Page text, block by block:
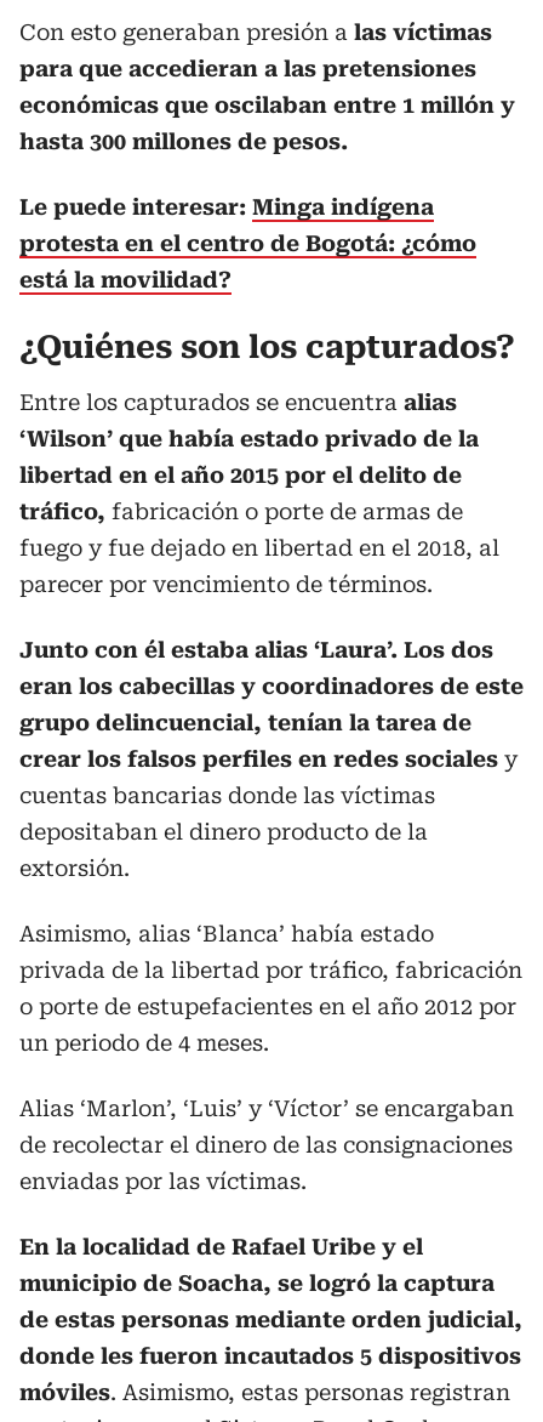
Con esto generaban presión a las víctimas
para que accedieran a las pretensiones
económicas que oscilaban entre 1 millón y
hasta 300 millones de pesos.
Le puede interesar: Minga indígena
protesta en el centro de Bogotá: ¿cómo
está la movilidad?
¿Quiénes son los capturados?
Entre los capturados se encuentra alias
‘Wilson’ que había estado privado de la
libertad en el año 2015 por el delito de
tráfico, fabricación o porte de armas de
fuego y fue dejado en libertad en el 2018, al
parecer por vencimiento de términos.
Junto con él estaba alias ‘Laura’. Los dos
eran los cabecillas y coordinadores de este
grupo delincuencial, tenían la tarea de
crear los falsos perfiles en redes sociales y
cuentas bancarias donde las víctimas
depositaban el dinero producto de la
extorsión.
Asimismo, alias ‘Blanca’ había estado
privada de la libertad por tráfico, fabricación
o porte de estupefacientes en el año 2012 por
un periodo de 4 meses.
Alias ‘Marlon’, ‘Luis’ y ‘Víctor’ se encargaban
de recolectar el dinero de las consignaciones
enviadas por las víctimas.
En la localidad de Rafael Uribe y el
municipio de Soacha, se logró la captura
de estas personas mediante orden judicial,
donde les fueron incautados 5 dispositivos
móviles. Asimismo, estas personas registran